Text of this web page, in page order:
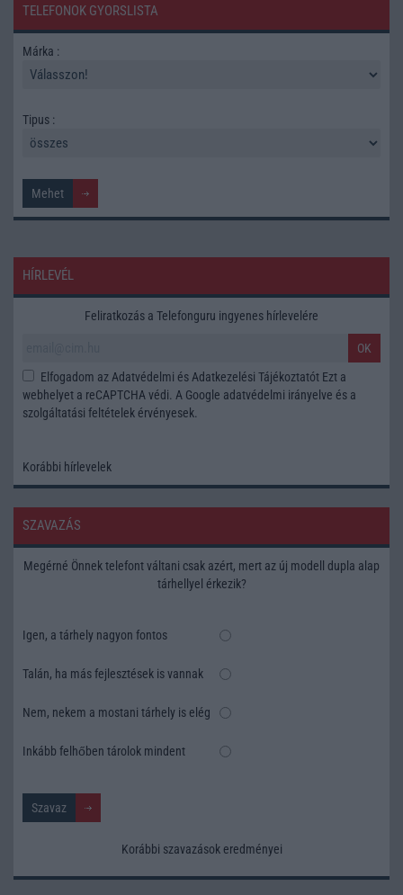
TELEFONOK GYORSLISTA
Márka :
Tipus :
HÍRLEVÉL
Feliratkozás a Telefonguru ingyenes hírlevelére
OK
Elfogadom az Adatvédelmi és Adatkezelési Tájékoztatót Ezt a
webhelyet a reCAPTCHA védi. A Google adatvédelmi irányelve és a
szolgáltatási feltételek érvényesek.
Korábbi hírlevelek
SZAVAZÁS
Megérné Önnek telefont váltani csak azért, mert az új modell dupla alap
tárhellyel érkezik?
Igen, a tárhely nagyon fontos
Talán, ha más fejlesztések is vannak
Nem, nekem a mostani tárhely is elég
Inkább felhőben tárolok mindent
Korábbi szavazások eredményei